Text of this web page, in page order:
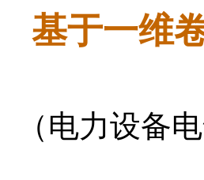
基于一维
（电力设备